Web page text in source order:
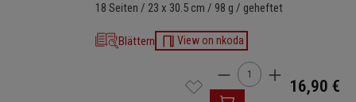
18 Seiten / 23 x 30.5 cm / 98 g / geheftet
Blättern View on nkoda
Produkt Anzahl: Gib
16,90 €